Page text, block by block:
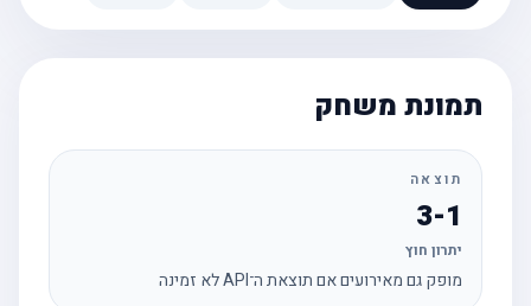
תמונת משחק
תוצאה
3-1
יתרון חוץ
מופק גם מאירועים אם תוצאת ה־API לא זמינה